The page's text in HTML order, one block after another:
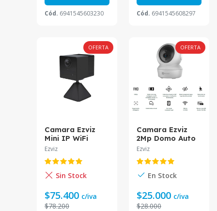
Cód. 6941545603230 Cód. 6941545608297
OFERTA
Camara Ezviz
Mini IP WiFi
Bateria 2MP CS-
Ezviz
Sin Stock
$75.400 c/iva
$78.200
OFERTA
Camara Ezviz
2Mp Domo Auto
Tracking Cs-H6C
Ezviz
En Stock
$25.000 c/iva
$28.000